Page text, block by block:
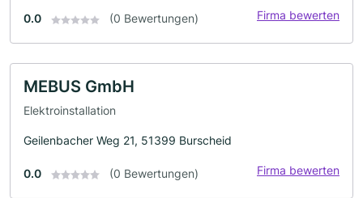
0.0 (0 Bewertungen) Firma bewerten
MEBUS GmbH
Elektroinstallation
Geilenbacher Weg 21, 51399 Burscheid
0.0 (0 Bewertungen) Firma bewerten